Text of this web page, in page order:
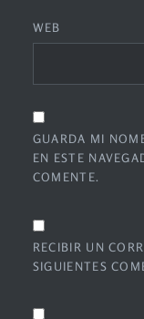
WEB
GUARDA MI
EN ESTE
COMENTE.
RECIBIR UN
SIGUIENTES